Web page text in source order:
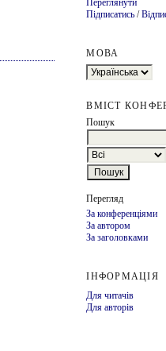
Підписатись /
МОВА
ВМІСТ
Пошук
Перегляд
За конференціями
За автором
За заголовками
ІНФОРМАЦІЯ
Для читачів
Для авторів